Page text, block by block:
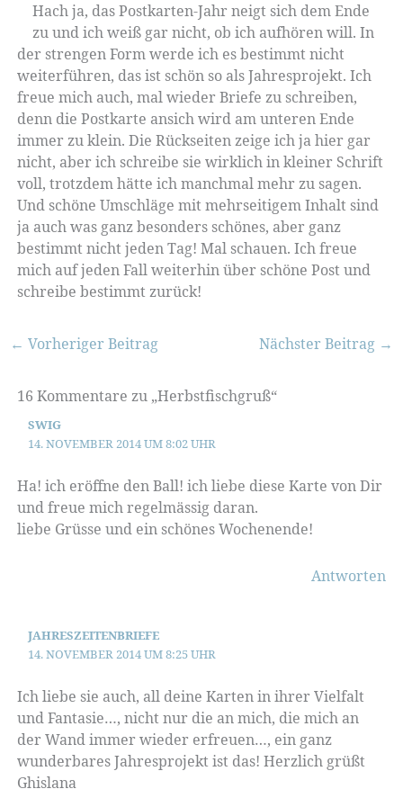
Hach ja, das Postkarten-Jahr neigt sich dem Ende
zu und ich weiß gar nicht, ob ich aufhören will. In
der strengen Form werde ich es bestimmt nicht
weiterführen, das ist schön so als Jahresprojekt. Ich
freue mich auch, mal wieder Briefe zu schreiben,
denn die Postkarte ansich wird am unteren Ende
immer zu klein. Die Rückseiten zeige ich ja hier gar
nicht, aber ich schreibe sie wirklich in kleiner Schrift
voll, trotzdem hätte ich manchmal mehr zu sagen.
Und schöne Umschläge mit mehrseitigem Inhalt sind
ja auch was ganz besonders schönes, aber ganz
bestimmt nicht jeden Tag! Mal schauen. Ich freue
mich auf jeden Fall weiterhin über schöne Post und
schreibe bestimmt zurück!
← Vorheriger Beitrag Nächster Beitrag →
16 Kommentare zu „Herbstfischgruß“
SWIG
14. NOVEMBER 2014 UM 8:02 UHR
Ha! ich eröffne den Ball! ich liebe diese Karte von Dir
und freue mich regelmässig daran.
liebe Grüsse und ein schönes Wochenende!
Antworten
JAHRESZEITENBRIEFE
14. NOVEMBER 2014 UM 8:25 UHR
Ich liebe sie auch, all deine Karten in ihrer Vielfalt
und Fantasie…, nicht nur die an mich, die mich an
der Wand immer wieder erfreuen…, ein ganz
wunderbares Jahresprojekt ist das! Herzlich grüßt
Ghislana